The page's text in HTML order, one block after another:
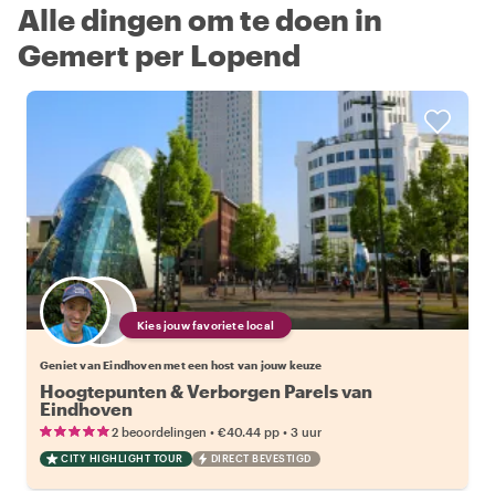
Alle dingen om te doen in
Gemert per Lopend
Kies jouw favoriete local
Geniet van Eindhoven met een host van jouw keuze
Hoogtepunten & Verborgen Parels van
Eindhoven
2 beoordelingen • €40.44 pp • 3 uur
CITY HIGHLIGHT TOUR DIRECT BEVESTIGD